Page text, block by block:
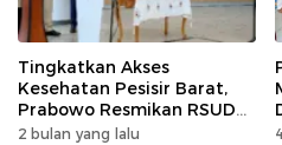
Tingkatkan Akses
Kesehatan Pesisir Barat,
Prabowo Resmikan RSUD
KH Muhammad Thohir
2 bulan yang lalu